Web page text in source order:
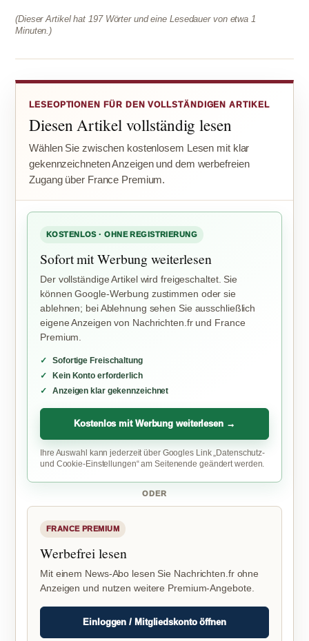
(Dieser Artikel hat 197 Wörter und eine Lesedauer von etwa 1
Minuten.)
LESEOPTIONEN FÜR DEN VOLLSTÄNDIGEN ARTIKEL
Diesen Artikel vollständig lesen
Wählen Sie zwischen kostenlosem Lesen mit klar
gekennzeichneten Anzeigen und dem werbefreien
Zugang über France Premium.
KOSTENLOS · OHNE REGISTRIERUNG
Sofort mit Werbung weiterlesen
Der vollständige Artikel wird freigeschaltet. Sie
können Google-Werbung zustimmen oder sie
ablehnen; bei Ablehnung sehen Sie ausschließlich
eigene Anzeigen von Nachrichten.fr und France
Premium.
Sofortige Freischaltung
Kein Konto erforderlich
Anzeigen klar gekennzeichnet
Kostenlos mit Werbung weiterlesen →
Ihre Auswahl kann jederzeit über Googles Link „Datenschutz-
und Cookie-Einstellungen“ am Seitenende geändert werden.
ODER
FRANCE PREMIUM
Werbefrei lesen
Mit einem News-Abo lesen Sie Nachrichten.fr ohne
Anzeigen und nutzen weitere Premium-Angebote.
Einloggen / Mitgliedskonto öffnen